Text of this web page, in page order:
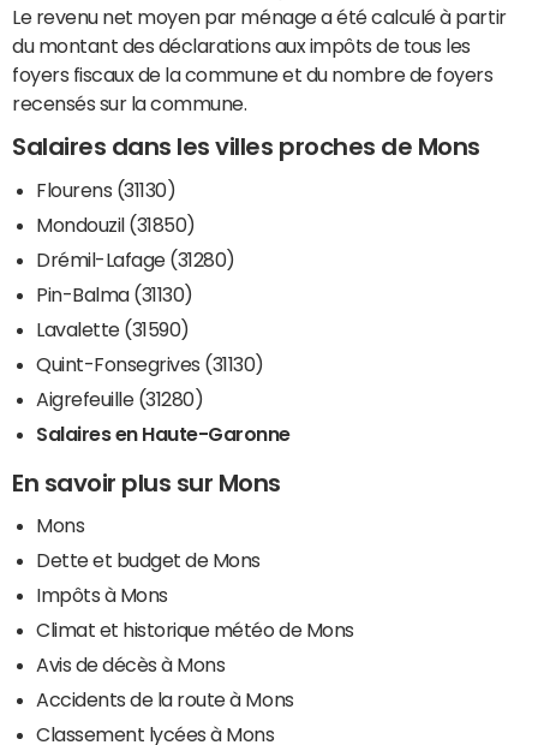
Le revenu net moyen par ménage a été calculé à partir
du montant des déclarations aux impôts de tous les
foyers fiscaux de la commune et du nombre de foyers
recensés sur la commune.
Salaires dans les villes proches de Mons
Flourens (31130)
Mondouzil (31850)
Drémil-Lafage (31280)
Pin-Balma (31130)
Lavalette (31590)
Quint-Fonsegrives (31130)
Aigrefeuille (31280)
Salaires en Haute-Garonne
En savoir plus sur Mons
Mons
Dette et budget de Mons
Impôts à Mons
Climat et historique météo de Mons
Avis de décès à Mons
Accidents de la route à Mons
Classement lycées à Mons